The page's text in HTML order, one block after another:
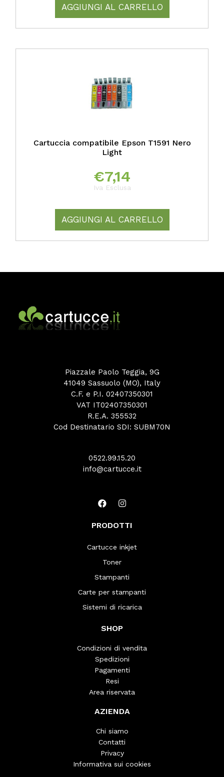
AGGIUNGI AL CARRELLO
Cartuccia compatibile Epson T1591 Nero
Light
€7,14
Iva Esclusa
AGGIUNGI AL CARRELLO
Piazzale Paolo Teggia, 9G
41049 Sassuolo (MO), Italy
C.F. e P.I. 02407350301
VAT IT02407350301
R.E.A. 355532
Cod Destinatario SDI: SUBM70N
0522.99.15.20
info@cartucce.it
PRODOTTI
Cartucce inkjet
Toner
Stampanti
Carte per stampanti
Sistemi di ricarica
SHOP
Condizioni di vendita
Spedizioni
Pagamenti
Resi
Area riservata
AZIENDA
Chi siamo
Contatti
Privacy
Informativa sui cookies